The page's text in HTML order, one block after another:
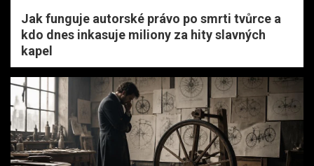
Jak funguje autorské právo po smrti tvůrce a
kdo dnes inkasuje miliony za hity slavných
kapel